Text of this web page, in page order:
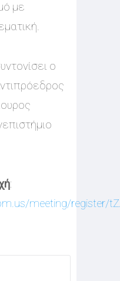
με
ο
:
meeting/register/